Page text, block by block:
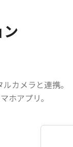
カメラと連携。
ホアプリ。